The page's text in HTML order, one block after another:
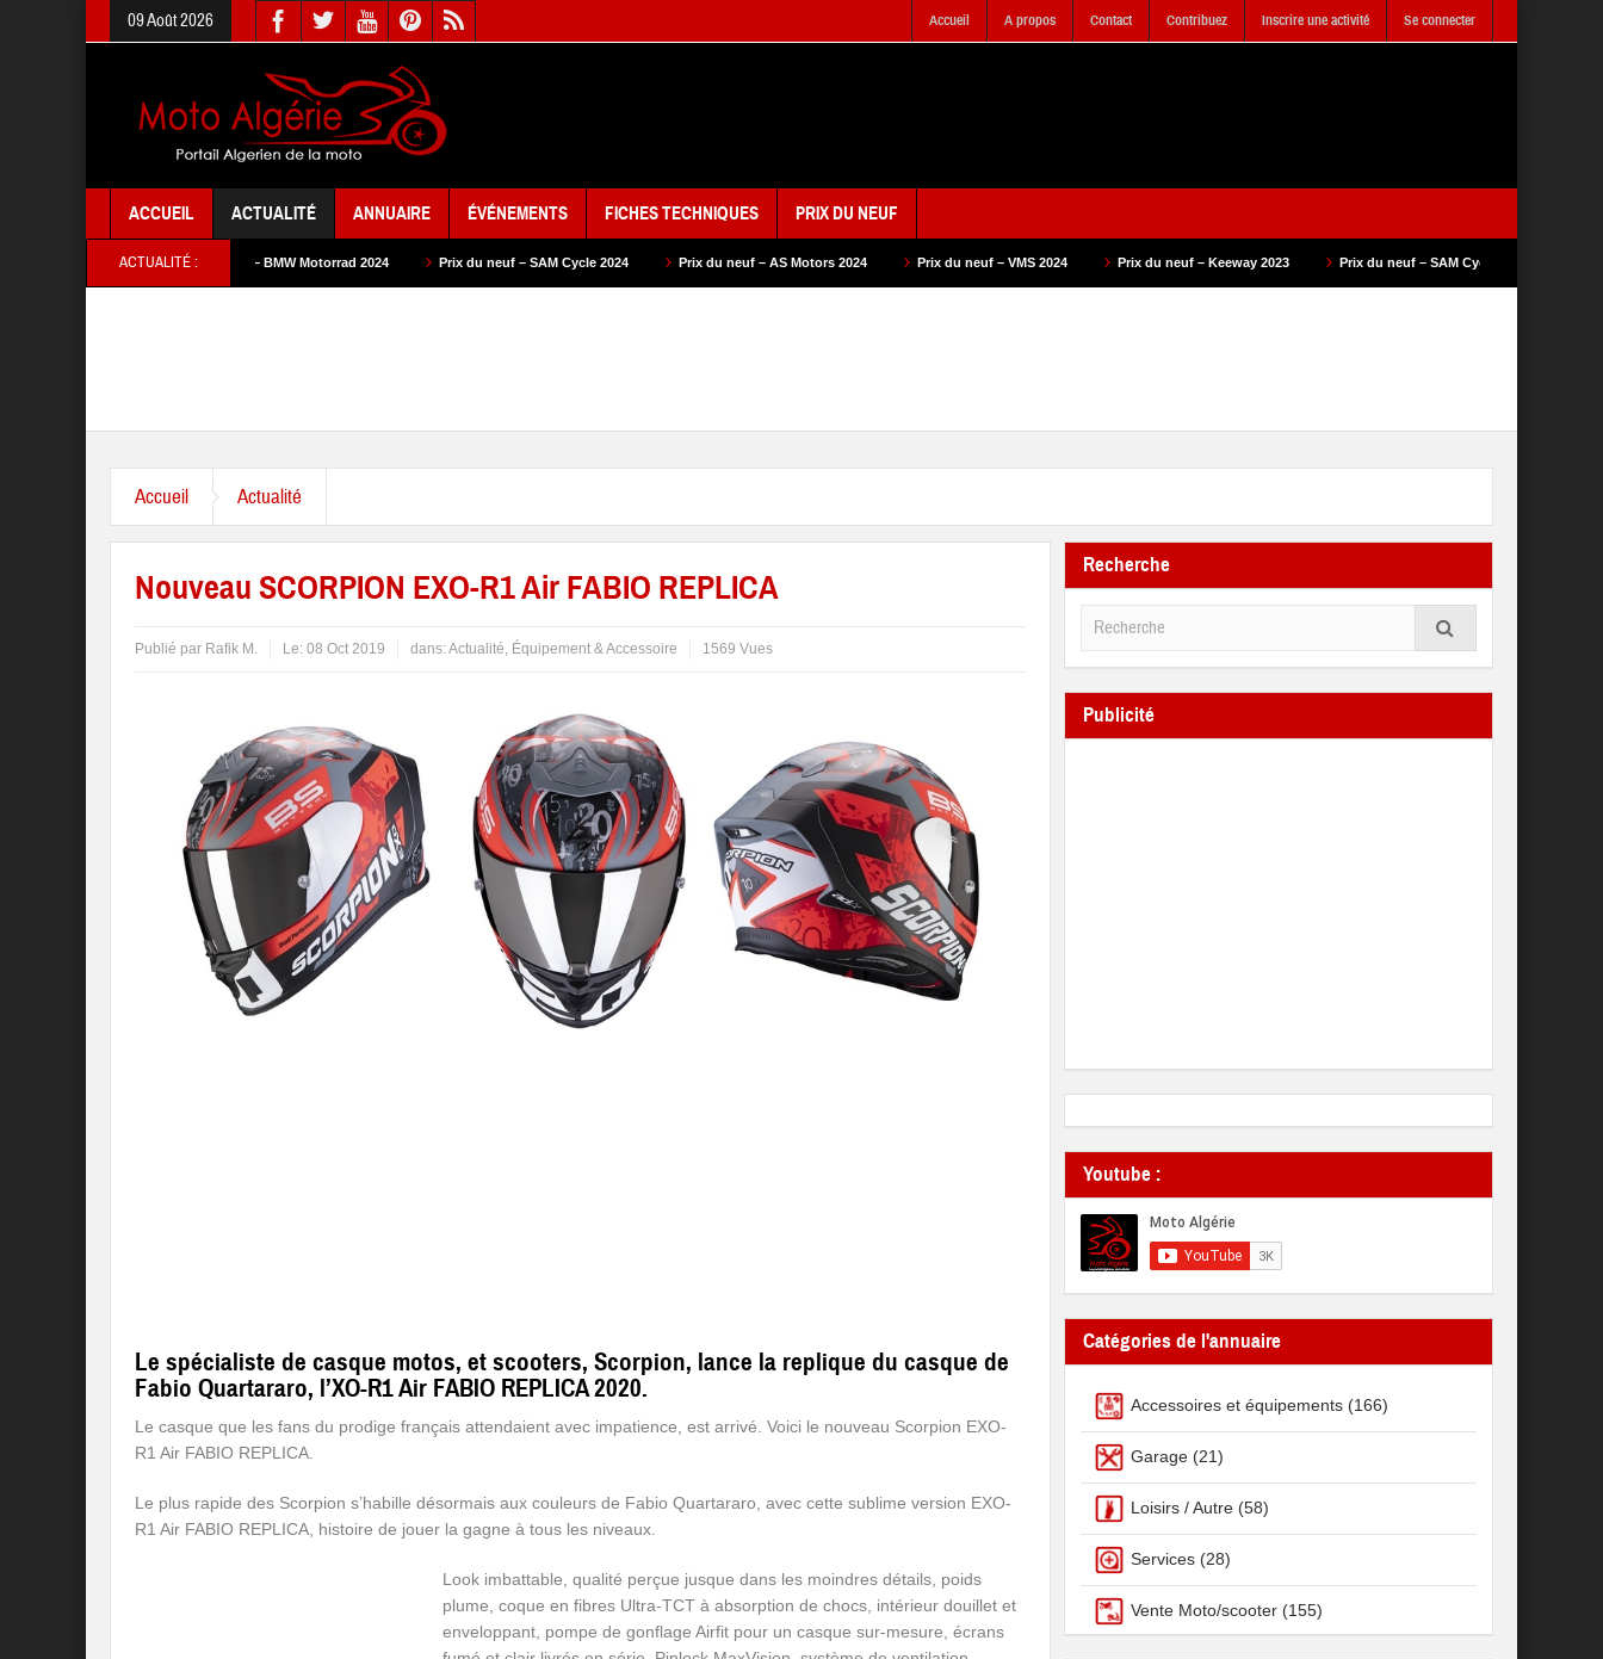
09 Août 2026 Accueil A propos Contact Contribuez Inscrire une activité Se connecter
ACCUEIL ACTUALITÉ ANNUAIRE ÉVÉNEMENTS FICHES TECHNIQUES PRIX DU NEUF
ACTUALITÉ :
Prix du neuf – BMW Motorrad 2024 Prix du neuf – SAM Cycle 2024 Prix du neuf – AS Motors 2024 Prix du neuf – VMS 2024 Prix du neuf – Keeway 2023 Prix du neuf – SAM Cycle 2023
Accueil Actualité
Nouveau SCORPION EXO-R1 Air FABIO REPLICA
Publié par Rafik M. Le: 08 Oct 2019 dans:Actualité, Équipement & Accessoire 1569 Vues
Le spécialiste de casque motos, et scooters, Scorpion, lance la replique du casque de
Fabio Quartararo, l’XO-R1 Air FABIO REPLICA 2020.
Le casque que les fans du prodige français attendaient avec impatience, est arrivé. Voici le nouveau Scorpion EXO-
R1 Air FABIO REPLICA.
Le plus rapide des Scorpion s’habille désormais aux couleurs de Fabio Quartararo, avec cette sublime version EXO-
R1 Air FABIO REPLICA, histoire de jouer la gagne à tous les niveaux.
Look imbattable, qualité perçue jusque dans les moindres détails, poids
plume, coque en fibres Ultra-TCT à absorption de chocs, intérieur douillet et
enveloppant, pompe de gonflage Airfit pour un casque sur-mesure, écrans
Recherche
Publicité
Youtube :
Catégories de l'annuaire
Accessoires et équipements (166)
Garage (21)
Loisirs / Autre (58)
Services (28)
Vente Moto/scooter (155)